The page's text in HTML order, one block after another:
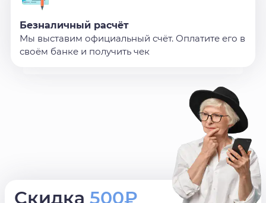
Безналичный расчёт
Мы выставим официальный счёт. Оплатите его в
своём банке и получить чек
Скидка 500₽